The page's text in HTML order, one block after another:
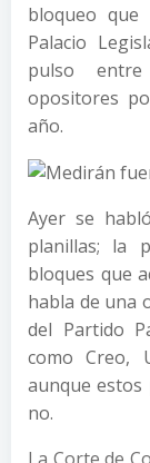
bloqueo
Palacio
pulso
opositores
año.
Ayer se
planillas; la
bloques que
habla de una
del Partido
como Creo,
aunque
no.